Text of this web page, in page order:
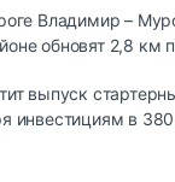
Владимир –
обновят 2,8 км
выпуск
инвестициям в